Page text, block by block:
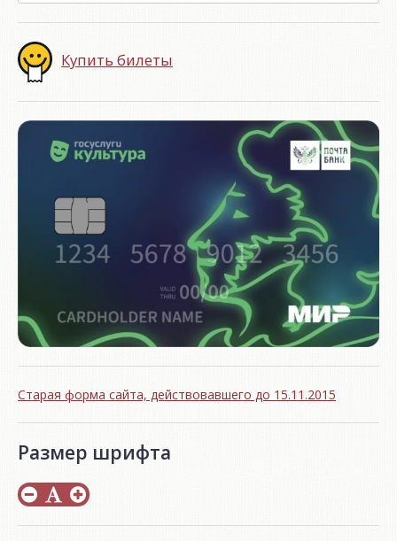
Купить билеты
Старая форма сайта, действовавшего до 15.11.2015
Размер шрифта